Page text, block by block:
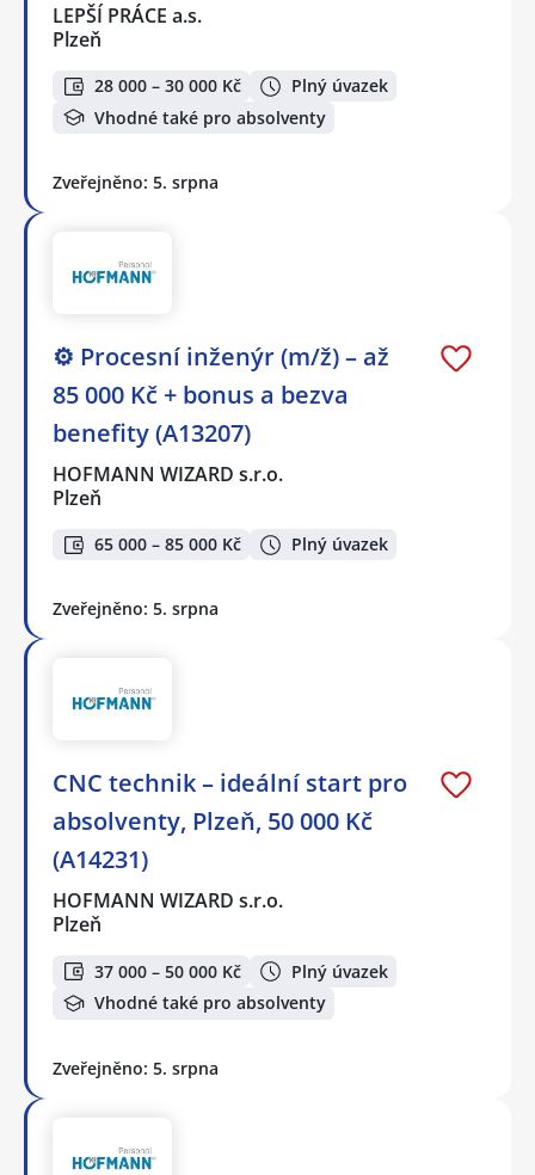
LEPŠÍ PRÁCE a.s.
Plzeň
28 000 – 30 000 Kč
Plný úvazek
Vhodné také pro absolventy
Zveřejněno: 5. srpna
⚙️ Procesní inženýr (m/ž) – až
85 000 Kč + bonus a bezva
benefity (A13207)
HOFMANN WIZARD s.r.o.
Plzeň
65 000 – 85 000 Kč Plný úvazek
Zveřejněno: 5. srpna
CNC technik – ideální start pro
absolventy, Plzeň, 50 000 Kč
(A14231)
HOFMANN WIZARD s.r.o.
Plzeň
37 000 – 50 000 Kč
Plný úvazek
Vhodné také pro absolventy
Zveřejněno: 5. srpna